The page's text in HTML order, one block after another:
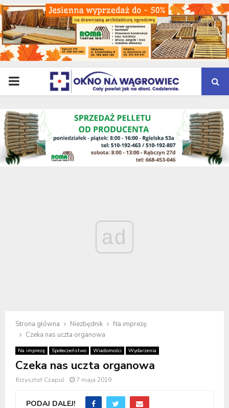
PRIMARY
MENU
ad
Strona główna Niezbędnik
Na imprezę
Czeka nas uczta organowa
Na imprezę Społeczeństwo Wiadomości Wydarzenia
Czeka nas uczta organowa
Krzysztof Czapul 7 maja 2019
PODAJ DALEJ!